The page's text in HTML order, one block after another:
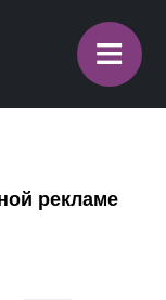
≡
рекламе